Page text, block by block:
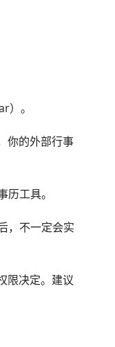
）。
你的外部行事
工具。
，不一定会实
限决定。建议